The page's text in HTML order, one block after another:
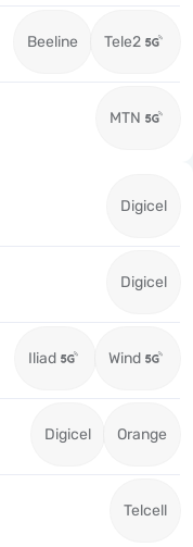
Beeline Tele2
MTN
Digicel
Digicel
Iliad Wind
Digicel Orange
Telcell